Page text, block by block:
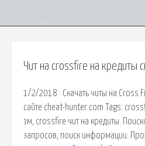
Чит на crossfire на кредиты
1/2/2018 · Скачать читы на Cross
сайте cheat-hunter.com Tags:
зм, crossfire чит на кредиты.
запросов, поиск информации.